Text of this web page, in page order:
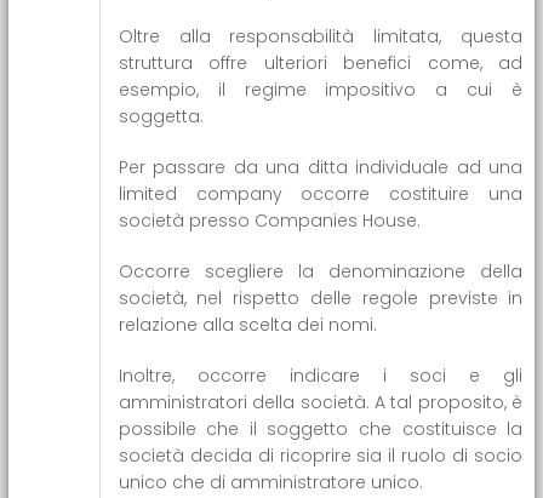
Oltre alla responsabilità limitata, questa
struttura offre ulteriori benefici come, ad
esempio, il regime impositivo a cui è
soggetta.
Per passare da una ditta individuale ad una
limited company occorre costituire una
società presso Companies House.
Occorre scegliere la denominazione della
società, nel rispetto delle regole previste in
relazione alla scelta dei nomi.
Inoltre, occorre indicare i soci e gli
amministratori della società. A tal proposito, è
possibile che il soggetto che costituisce la
società decida di ricoprire sia il ruolo di socio
unico che di amministratore unico.